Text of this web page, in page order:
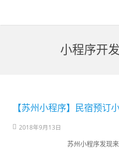
小程序开
【苏州小程序】民宿预订
2018年9月13日
苏州小程序发现